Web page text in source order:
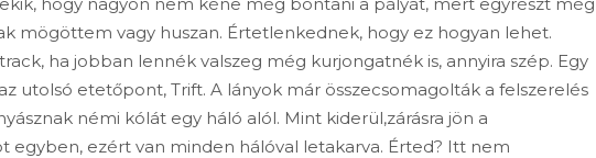
mögöttem vagy huszan. Értetlenkednek, hogy ez hogyan lehet.
ha jobban lennék valszeg még kurjongatnék is, annyira szép. Egy
utolsó etetőpont, Trift. A lányok már összecsomagolták a felszerelés
némi kólát egy háló alól. Mint kiderül,zárásra jön a
egyben, ezért van minden hálóval letakarva. Érted? Itt nem